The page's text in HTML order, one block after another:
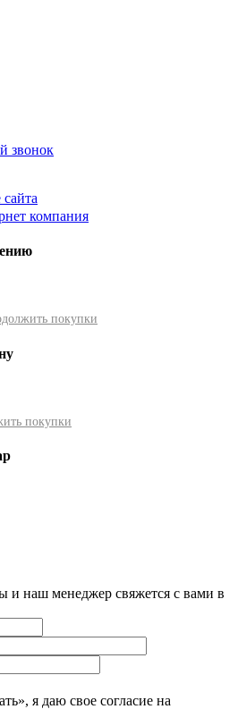
звонок
покупки
покупки
и наш менеджер свяжется с вами в
я даю свое согласие на